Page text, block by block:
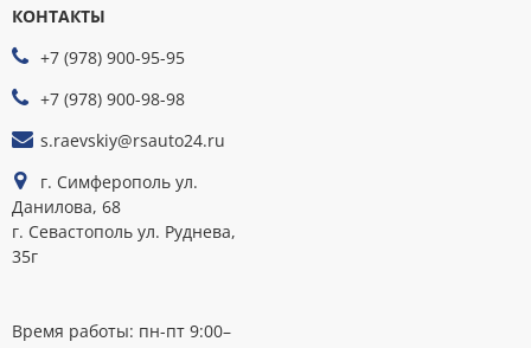
КОНТАКТЫ
+7 (978) 900-95-95
+7 (978) 900-98-98
s.raevskiy@rsauto24.ru
г. Симферополь ул.
Данилова, 68
г. Севастополь ул. Руднева,
35г
Время работы: пн-пт 9:00–